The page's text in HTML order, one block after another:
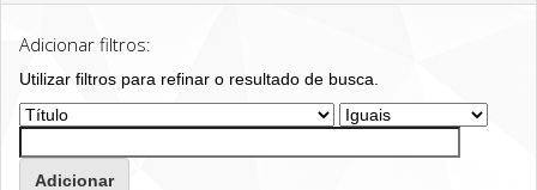
Adicionar filtros:
Utilizar filtros para refinar o resultado de busca.